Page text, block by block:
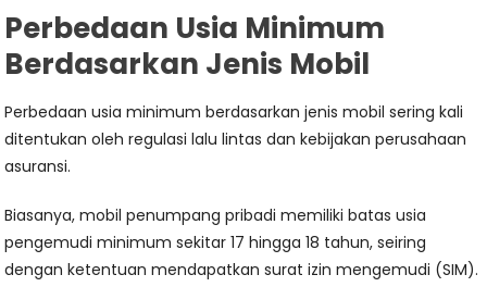
Perbedaan Usia Minimum
Berdasarkan Jenis Mobil
Perbedaan usia minimum berdasarkan jenis mobil sering kali
ditentukan oleh regulasi lalu lintas dan kebijakan perusahaan
asuransi.
Biasanya, mobil penumpang pribadi memiliki batas usia
pengemudi minimum sekitar 17 hingga 18 tahun, seiring
dengan ketentuan mendapatkan surat izin mengemudi (SIM).